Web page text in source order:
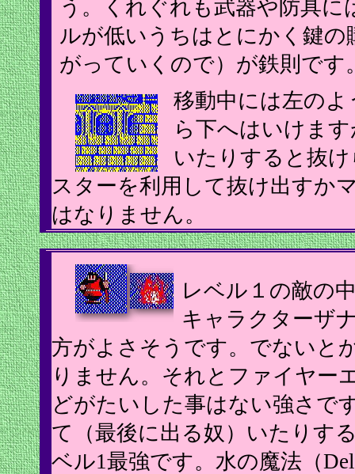
う。くれぐれも武器や防具
ルが低いうちはとにかく鍵
がっていくので）が鉄則です
移動中には左の
ら下へはいけま
いたりすると抜
スターを利用して抜け出すか
はなりません。
レベル１の敵の
キャラクターザ
方がよさそうです。でないと
りません。それとファイヤー
どがたいした事はない強さで
て（最後に出る奴）いたりす
ベル1最強です。水の魔法（